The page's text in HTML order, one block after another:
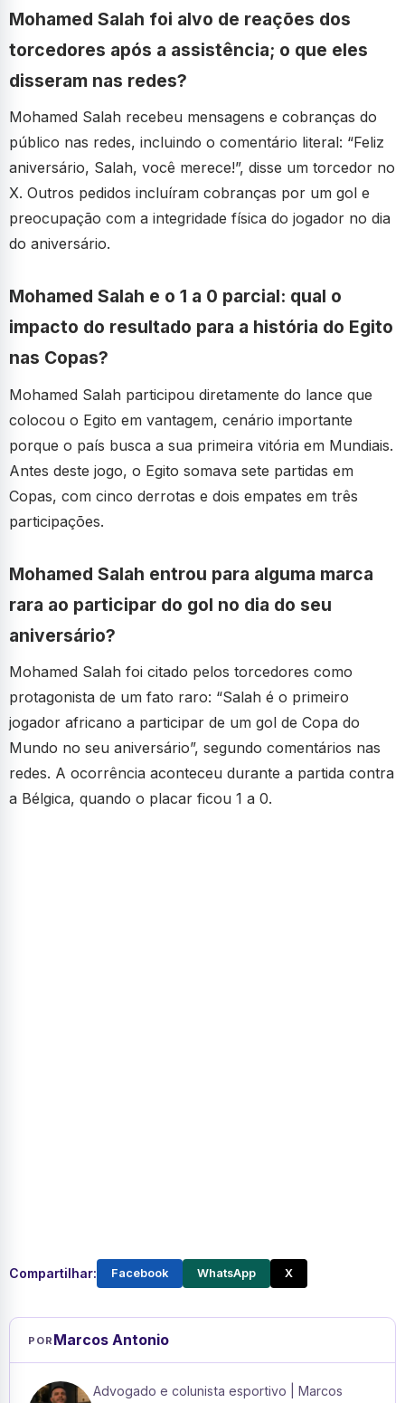
Mohamed Salah foi alvo de reações dos
torcedores após a assistência; o que eles
disseram nas redes?
Mohamed Salah recebeu mensagens e cobranças do
público nas redes, incluindo o comentário literal: “Feliz
aniversário, Salah, você merece!”, disse um torcedor no
X. Outros pedidos incluíram cobranças por um gol e
preocupação com a integridade física do jogador no dia
do aniversário.
Mohamed Salah e o 1 a 0 parcial: qual o
impacto do resultado para a história do Egito
nas Copas?
Mohamed Salah participou diretamente do lance que
colocou o Egito em vantagem, cenário importante
porque o país busca a sua primeira vitória em Mundiais.
Antes deste jogo, o Egito somava sete partidas em
Copas, com cinco derrotas e dois empates em três
participações.
Mohamed Salah entrou para alguma marca
rara ao participar do gol no dia do seu
aniversário?
Mohamed Salah foi citado pelos torcedores como
protagonista de um fato raro: “Salah é o primeiro
jogador africano a participar de um gol de Copa do
Mundo no seu aniversário”, segundo comentários nas
redes. A ocorrência aconteceu durante a partida contra
a Bélgica, quando o placar ficou 1 a 0.
Compartilhar: Facebook WhatsApp X
POR Marcos Antonio
Advogado e colunista esportivo | Marcos